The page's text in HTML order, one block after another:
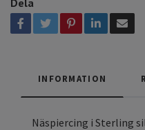
INFORMATION
Näspiercing i Sterling